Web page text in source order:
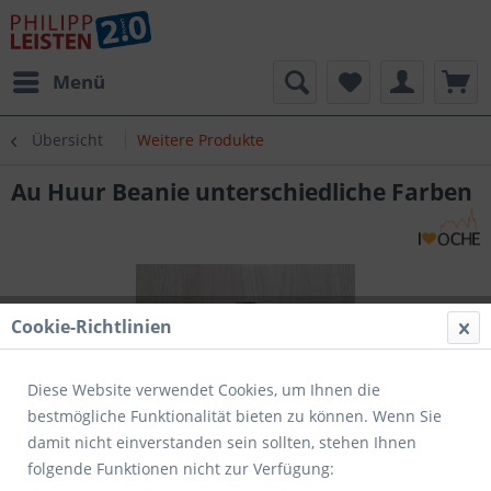
Menü
Übersicht Weitere Produkte
Au Huur Beanie unterschiedliche Farben
Cookie-Richtlinien
Diese Website verwendet Cookies, um Ihnen die
bestmögliche Funktionalität bieten zu können. Wenn Sie
damit nicht einverstanden sein sollten, stehen Ihnen
folgende Funktionen nicht zur Verfügung: